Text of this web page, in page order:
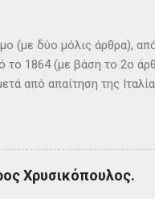
(με δύο μόλις άρθρα),
1864 (με βάση το 2ο
από απαίτηση της
Sazani και η ιταλική της
την αναφέρει σε
Χρυσικόπουλος.